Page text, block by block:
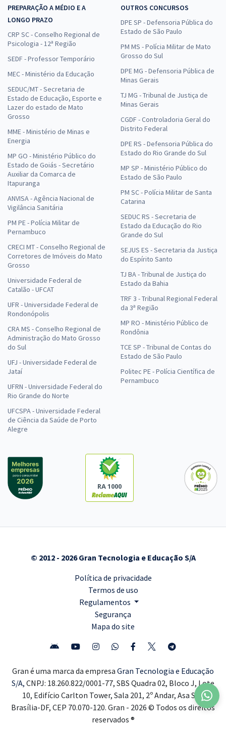
PREPARAÇÃO A MÉDIO E A
LONGO PRAZO
CRP SC - Conselho Regional de
Psicologia - 12ª Região
SEDF - Professor Temporário
MEC - Ministério da Educação
SEDUC/MT - Secretaria de
Estado de Educação, Esporte e
Lazer do estado de Mato
Grosso
MME - Ministério de Minas e
Energia
MP GO - Ministério Público do
Estado de Goiás - Secretário
Auxiliar da Comarca de
Itapuranga
ANVISA - Agência Nacional de
Vigilância Sanitária
PM PE - Polícia Militar de
Pernambuco
CRECI MT - Conselho Regional de
Corretores de Imóveis do Mato
Grosso
Universidade Federal de
Catalão - UFCAT
UFR - Universidade Federal de
Rondonópolis
CRA MS - Conselho Regional de
Administração do Mato Grosso
do Sul
UFJ - Universidade Federal de
Jataí
UFRN - Universidade Federal do
Rio Grande do Norte
UFCSPA - Universidade Federal
de Ciência da Saúde de Porto
Alegre
OUTROS CONCURSOS
DPE SP - Defensoria Pública do
Estado de São Paulo
PM MS - Polícia Militar de Mato
Grosso do Sul
DPE MG - Defensoria Pública de
Minas Gerais
TJ MG - Tribunal de Justiça de
Minas Gerais
CGDF - Controladoria Geral do
Distrito Federal
DPE RS - Defensoria Pública do
Estado do Rio Grande do Sul
MP SP - Ministério Público do
Estado de São Paulo
PM SC - Polícia Militar de Santa
Catarina
SEDUC RS - Secretaria de
Estado da Educação do Rio
Grande do Sul
SEJUS ES - Secretaria da Justiça
do Espírito Santo
TJ BA - Tribunal de Justiça do
Estado da Bahia
TRF 3 - Tribunal Regional Federal
da 3ª Região
MP RO - Ministério Público de
Rondônia
TCE SP - Tribunal de Contas do
Estado de São Paulo
Politec PE - Polícia Científica de
Pernambuco
RA 1000
© 2012 - 2026 Gran Tecnologia e Educação S/A
Política de privacidade
Termos de uso
Regulamentos
Segurança
Mapa do site
Gran é uma marca da empresa Gran Tecnologia e Educação
S/A, CNPJ: 18.260.822/0001-77, SBS Quadra 02, Bloco J, Lote
10, Edifício Carlton Tower, Sala 201, 2º Andar, Asa Sul,
Brasília-DF, CEP 70.070-120. Gran - 2026 © Todos os direitos
reservados ®